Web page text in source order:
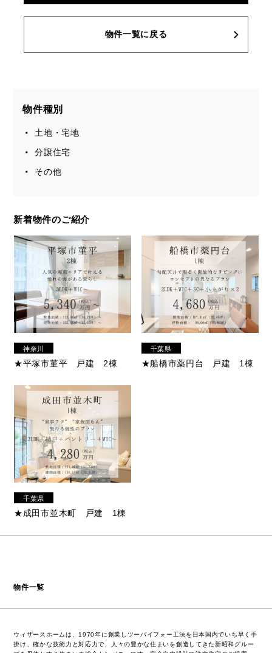
物件一覧に戻る
物件種別
土地・宅地
分譲住宅
その他
新着物件のご紹介
神奈川
県
★平塚市菫平 戸建 2棟
千葉県
★船橋市薬円台 戸建 1棟
千葉県
★成田市並木町 戸建 1棟
物件一覧
ウィザースホームは、1970年に創業しツーバイフォー工法を日本国内でいち早く手
掛け、確かな技術力と対応力で、人々の豊かな住まいを創造してきた新昭和グルー